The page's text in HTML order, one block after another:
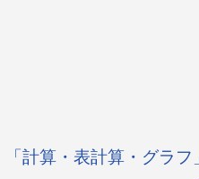
「計算・表計算・グラ